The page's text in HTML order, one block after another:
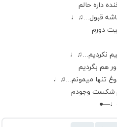
داره حالم
قبول...♫♩
دورم
نکردیم...♫♩
هم بگردیم
تنها میمونم...♫♩
شکست وجودم